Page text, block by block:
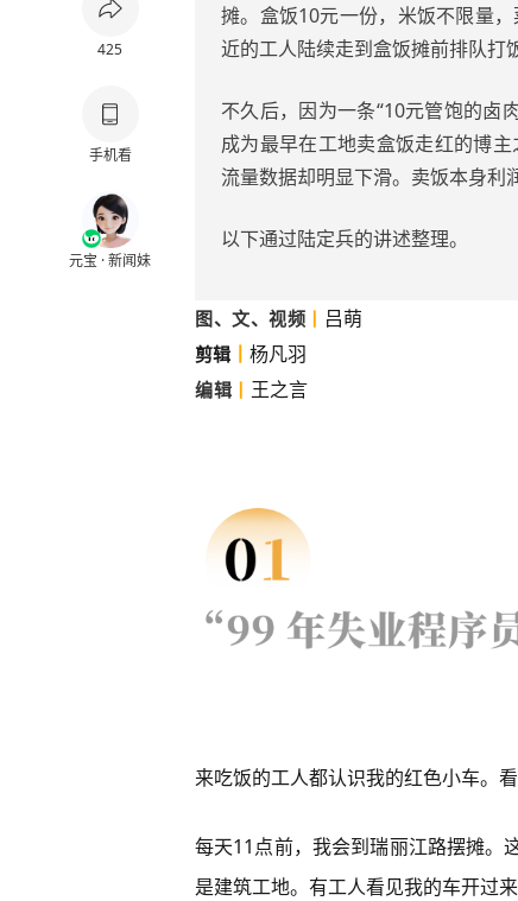
425
手机看
元宝 · 新闻妹
摊。盒饭10元一份，米饭不限量
近的工人陆续走到盒饭摊前排队打
不久后，因为一条“10元管饱的卤
成为最早在工地卖盒饭走红的博
流量数据却明显下滑。卖饭本身利
以下通过陆定兵的讲述整理。
图、文、视频 丨 吕萌
剪辑 丨 杨凡羽
编辑 丨 王之言
来吃饭的工人都认识我的红色小车。
每天11点前，我会到瑞丽江路摆摊。
是建筑工地。有工人看见我的车开过